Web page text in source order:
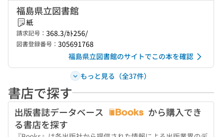
福島県立図書館
紙
請求記号： 368.3/ｶﾄ256/
図書登録番号： 305691768
福島県立図書館のサイトでこの本を確認
もっと見る（全37件）
書店で探す
出版書誌データベース
から購入でき
る書店を探す